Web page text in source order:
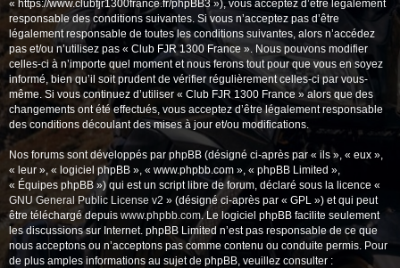
« https://www.clubfjr1300france.fr/phpBB3 »), vous acceptez d’être légalement
responsable des conditions suivantes. Si vous n’acceptez pas d’être
légalement responsable de toutes les conditions suivantes, alors n’accédez
pas et/ou n’utilisez pas « Club FJR 1300 France ». Nous pouvons modifier
celles-ci à n’importe quel moment et nous ferons tout pour que vous en soyez
informé, bien qu’il soit prudent de vérifier régulièrement celles-ci par vous-
même. Si vous continuez d’utiliser « Club FJR 1300 France » alors que des
changements ont été effectués, vous acceptez d’être légalement responsable
des conditions découlant des mises à jour et/ou modifications.
Nos forums sont développés par phpBB (désigné ci-après par « ils », « eux »,
« leur », « logiciel phpBB », « www.phpbb.com », « phpBB Limited »,
« Équipes phpBB ») qui est un script libre de forum, déclaré sous la licence «
GNU General Public License v2 » (désigné ci-après par « GPL ») et qui peut
être téléchargé depuis www.phpbb.com. Le logiciel phpBB facilite seulement
les discussions sur Internet. phpBB Limited n’est pas responsable de ce que
nous acceptons ou n’acceptons pas comme contenu ou conduite permis. Pour
de plus amples informations au sujet de phpBB, veuillez consulter :